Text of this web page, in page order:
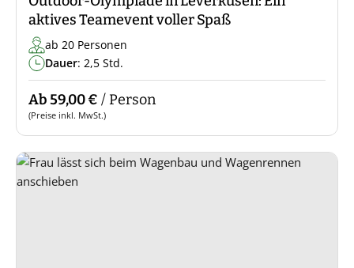
aktives Teamevent voller Spaß
ab 20 Personen
Dauer: 2,5 Std.
Ab 59,00 € / Person
(Preise inkl. MwSt.)